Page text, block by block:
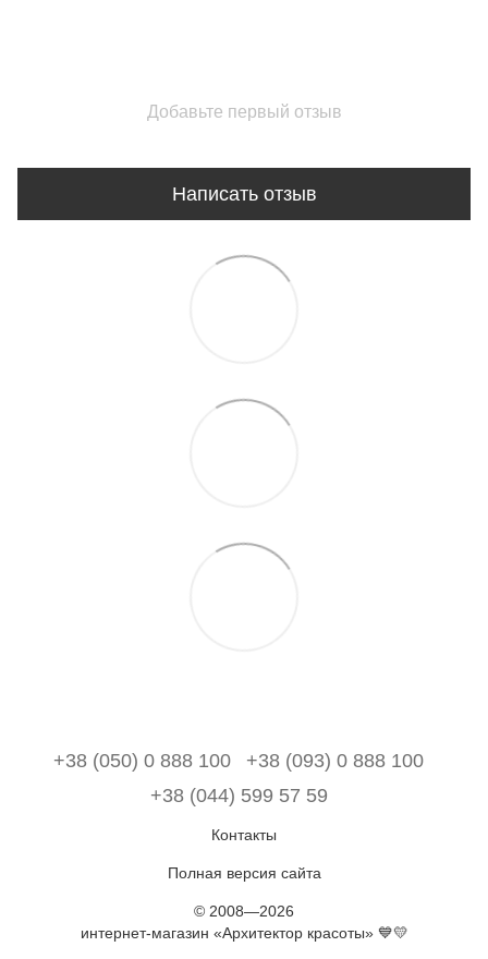
Добавьте первый отзыв
Написать отзыв
+38 (050) 0 888 100
+38 (093) 0 888 100
+38 (044) 599 57 59
Контакты
Полная версия сайта
© 2008—2026
интернет-магазин «Архитектор красоты» 💙💛